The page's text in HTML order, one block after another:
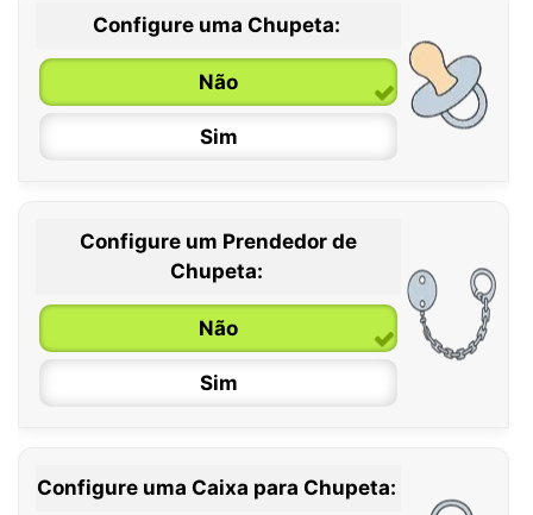
Configure uma Chupeta:
Não
Sim
0 / 6 meses
6 / 36 meses
Configure um Prendedor de
Chupeta:
Não
Sim
Configure uma Caixa para Chupeta: